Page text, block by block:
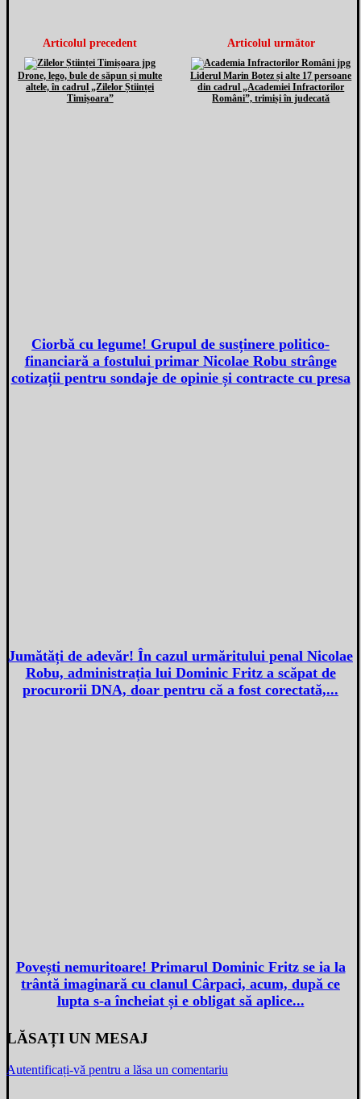
Articolul precedent
Drone, lego, bule de săpun și multe
altele, în cadrul „Zilelor Științei
Timișoara”
Articolul următor
Liderul Marin Botez și alte 17 persoane
din cadrul „Academiei Infractorilor
Români”, trimiși în judecată
Ciorbă cu legume! Grupul de susținere politico-
financiară a fostului primar Nicolae Robu strânge
cotizații pentru sondaje de opinie și contracte cu presa
Jumătăți de adevăr! În cazul urmăritului penal Nicolae
Robu, administrația lui Dominic Fritz a scăpat de
procurorii DNA, doar pentru că a fost corectată,...
Povești nemuritoare! Primarul Dominic Fritz se ia la
trântă imaginară cu clanul Cârpaci, acum, după ce
lupta s-a încheiat și e obligat să aplice...
LĂSAȚI UN MESAJ
Autentificați-vă pentru a lăsa un comentariu